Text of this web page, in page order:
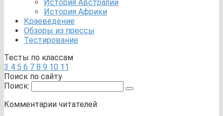
История Австралии
История Африки
Краеведение
Обзоры из прессы
Тестирование
Тесты по классам
3 4 5 6 7 8 9 10 11
Поиск по сайту
Поиск:
Комментарии читателей